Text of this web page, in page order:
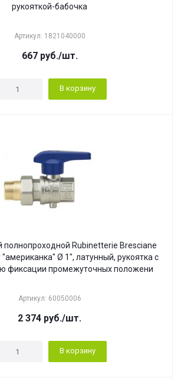
рукояткой-бабочка
Артикул: 1821040000
667руб./шт.
В корзину
полнопроходной Rubinetterie Bresciane
"американка" Ø 1", латунный, рукоятка с
фиксации промежуточных положени
Артикул: 60050006
2 374 руб./шт.
В корзину